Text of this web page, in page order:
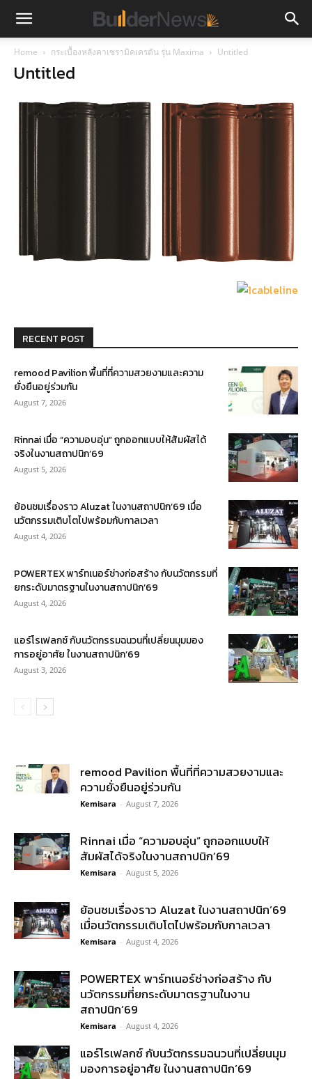
Home กระเบื้องหลังคาเซรามิคเครตัน รุ่น Maxima Untitled
Untitled
RECENT POST
remood Pavilion พื้นที่ที่ความสวยงามและความ
ยั่งยืนอยู่ร่วมกัน
August 7, 2026
Rinnai เมื่อ “ความอบอุ่น” ถูกออกแบบให้สัมผัสได้
จริงในงานสถาปนิก’69
August 5, 2026
ย้อนชมเรื่องราว Aluzat ในงานสถาปนิก’69 เมื่อ
นวัตกรรมเติบโตไปพร้อมกับกาลเวลา
August 4, 2026
POWERTEX พาร์ทเนอร์ช่างก่อสร้าง กับนวัตกรรมที่
ยกระดับมาตรฐานในงานสถาปนิก’69
August 4, 2026
แอร์โรเฟลกซ์ กับนวัตกรรมฉนวนที่เปลี่ยนมุมมอง
การอยู่อาศัย ในงานสถาปนิก’69
August 3, 2026
remood Pavilion พื้นที่ที่ความสวยงามและ
ความยั่งยืนอยู่ร่วมกัน
Kemisara - August 7, 2026
Rinnai เมื่อ “ความอบอุ่น” ถูกออกแบบให้
สัมผัสได้จริงในงานสถาปนิก’69
Kemisara - August 5, 2026
ย้อนชมเรื่องราว Aluzat ในงานสถาปนิก’69
เมื่อนวัตกรรมเติบโตไปพร้อมกับกาลเวลา
Kemisara - August 4, 2026
POWERTEX พาร์ทเนอร์ช่างก่อสร้าง กับ
นวัตกรรมที่ยกระดับมาตรฐานในงาน
สถาปนิก’69
Kemisara - August 4, 2026
แอร์โรเฟลกซ์ กับนวัตกรรมฉนวนที่เปลี่ยนมุม
มองการอยู่อาศัย ในงานสถาปนิก’69